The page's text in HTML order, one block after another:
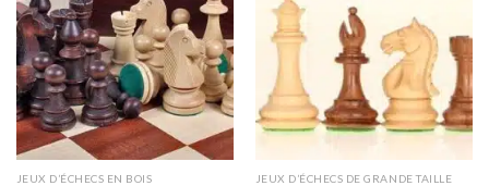
JEUX D’ÉCHECS EN BOIS JEUX D’ÉCHECS DE GRANDE TAILLE